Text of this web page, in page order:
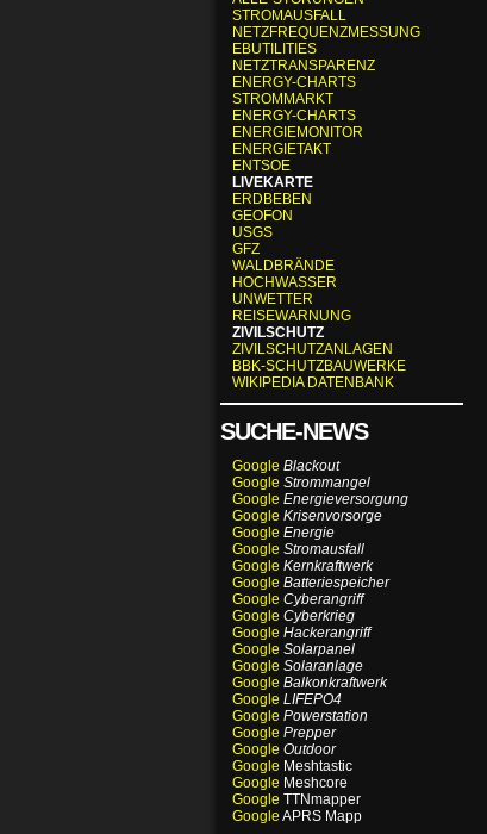
STROMAUSFALL
NETZFREQUENZMESSUNG
EBUTILITIES
NETZTRANSPARENZ
ENERGY-CHARTS
STROMMARKT
ENERGY-CHARTS
ENERGIEMONITOR
ENERGIETAKT
ENTSOE
LIVEKARTE
ERDBEBEN
GEOFON
USGS
GFZ
WALDBRÄNDE
HOCHWASSER
UNWETTER
REISEWARNUNG
ZIVILSCHUTZ
ZIVILSCHUTZANLAGEN
BBK-SCHUTZBAUWERKE
WIKIPEDIA DATENBANK
SUCHE-NEWS
Google Blackout
Google Strommangel
Google Energieversorgung
Google Krisenvorsorge
Google Energie
Google Stromausfall
Google Kernkraftwerk
Google Batteriespeicher
Google Cyberangriff
Google Cyberkrieg
Google Hackerangriff
Google Solarpanel
Google Solaranlage
Google Balkonkraftwerk
Google LIFEPO4
Google Powerstation
Google Prepper
Google Outdoor
Google Meshtastic
Google Meshcore
Google TTNmapper
Google APRS Mapp